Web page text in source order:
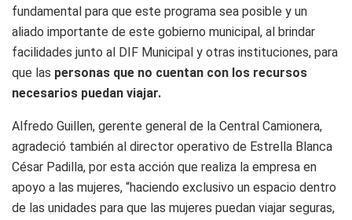
fundamental para que este programa sea posible y un
aliado importante de este gobierno municipal, al brindar
facilidades junto al DIF Municipal y otras instituciones, para
que las personas que no cuentan con los recursos
necesarios puedan viajar.
Alfredo Guillen, gerente general de la Central Camionera,
agradeció también al director operativo de Estrella Blanca
César Padilla, por esta acción que realiza la empresa en
apoyo a las mujeres, “haciendo exclusivo un espacio dentro
de las unidades para que las mujeres puedan viajar seguras,